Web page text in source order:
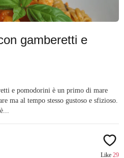
gamberetti e
e pomodorini è un primo di mare
ma al tempo stesso gustoso e sfizioso.
Like 29